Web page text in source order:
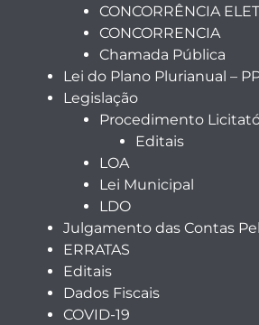
CONCORRÊNCIA
CONCORRENCIA
Chamada Pública
Lei do Plano Plurianual –
Legislação
Procedimento
Editais
LOA
Lei Municipal
LDO
Julgamento das Contas
ERRATAS
Editais
Dados Fiscais
COVID-19